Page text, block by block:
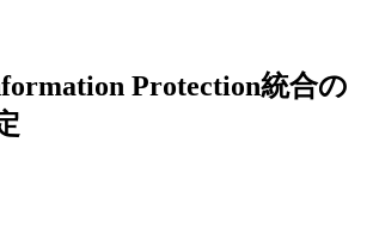
Protection統合の